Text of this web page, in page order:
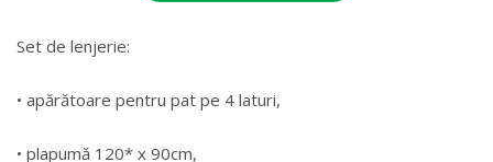
Set de lenjerie:
• apărătoare pentru pat pe 4 laturi,
• plapumă 120* x 90cm,